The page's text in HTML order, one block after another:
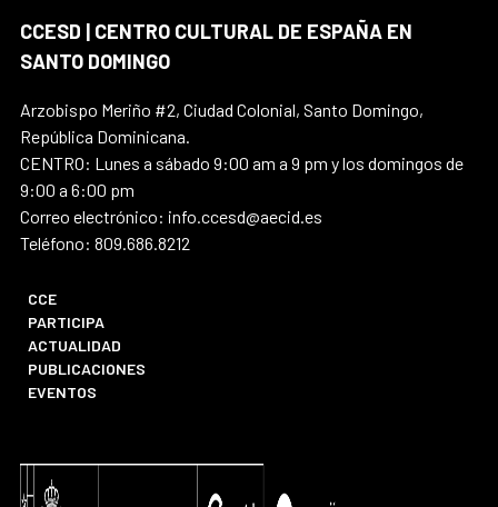
CCESD | CENTRO CULTURAL DE ESPAÑA EN
SANTO DOMINGO
Arzobispo Meriño #2, Ciudad Colonial, Santo Domingo,
República Dominicana.
CENTRO: Lunes a sábado 9:00 am a 9 pm y los domingos de
9:00 a 6:00 pm
Correo electrónico: info.ccesd@aecid.es
Teléfono: 809.686.8212
CCE
PARTICIPA
ACTUALIDAD
PUBLICACIONES
EVENTOS